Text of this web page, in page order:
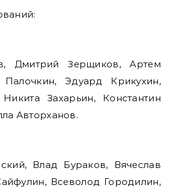
Дмитрий Зерщиков, Артем
Эдуард Крикухин,
Захарьин, Константин
Авторханов.
Влад Бураков, Вячеслав
Всеволод Городилин,